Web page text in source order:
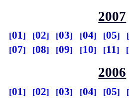
2007
01 02 03 04 05
07
08 09 10 11
2006
01 02 03 04 05